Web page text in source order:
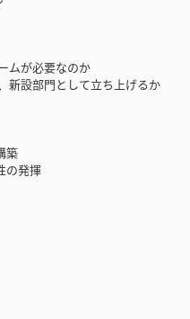
ムが必要なのか
新設部門として立ち上げるか
築
の発揮